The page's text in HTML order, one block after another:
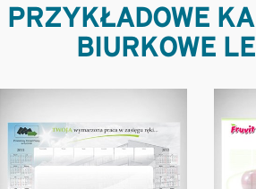
PRZYKŁADOWE
BIURKOWE